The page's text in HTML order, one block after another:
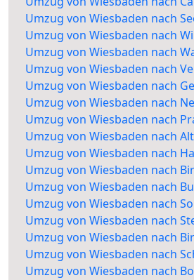
Umzug von Wiesbaden nach
Umzug von Wiesbaden nach
Umzug von Wiesbaden nach
Umzug von Wiesbaden nach
Umzug von Wiesbaden nach
Umzug von Wiesbaden nach
Umzug von Wiesbaden nach
Umzug von Wiesbaden nach
Umzug von Wiesbaden nach
Umzug von Wiesbaden nach
Umzug von Wiesbaden nach
Umzug von Wiesbaden nach
Umzug von Wiesbaden nach
Umzug von Wiesbaden nach
Umzug von Wiesbaden nach
Umzug von Wiesbaden nach